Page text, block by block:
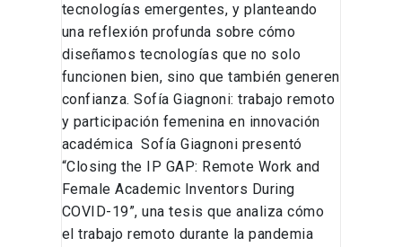
tecnologías emergentes, y planteando
una reflexión profunda sobre cómo
diseñamos tecnologías que no solo
funcionen bien, sino que también generen
confianza. Sofía Giagnoni: trabajo remoto
y participación femenina en innovación
académica Sofía Giagnoni presentó
“Closing the IP GAP: Remote Work and
Female Academic Inventors During
COVID-19”, una tesis que analiza cómo
el trabajo remoto durante la pandemia